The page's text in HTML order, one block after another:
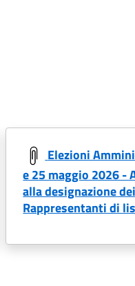
Elezioni
e 25 maggio 2026 -
alla designazione dei
Rappresentanti di